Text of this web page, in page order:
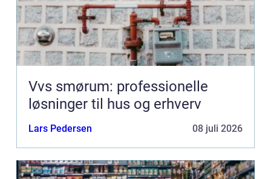
Vvs smørum: professionelle
løsninger til hus og erhverv
Lars Pedersen 08 juli 2026